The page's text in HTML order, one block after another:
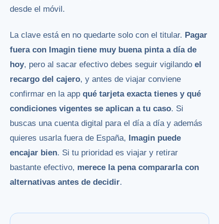
desde el móvil.
La clave está en no quedarte solo con el titular. Pagar
fuera con Imagin tiene muy buena pinta a día de
hoy, pero al sacar efectivo debes seguir vigilando el
recargo del cajero, y antes de viajar conviene
confirmar en la app qué tarjeta exacta tienes y qué
condiciones vigentes se aplican a tu caso. Si
buscas una cuenta digital para el día a día y además
quieres usarla fuera de España,
Imagin puede
encajar bien. Si tu prioridad es viajar y retirar
bastante efectivo, merece la pena compararla con
alternativas antes de decidir.